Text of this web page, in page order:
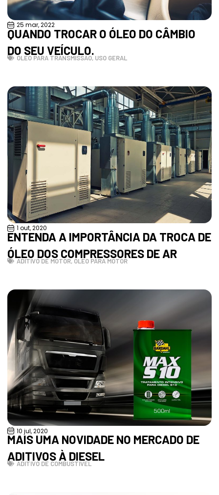
25 mar, 2022
QUANDO TROCAR O ÓLEO DO CÂMBIO
DO SEU VEÍCULO.
ÓLEO PARA TRANSMISSÃO, USO GERAL
1 out, 2020
ENTENDA A IMPORTÂNCIA DA TROCA DE
ÓLEO DOS COMPRESSORES DE AR
ADITIVO DE MOTOR, ÓLEO PARA MOTOR
10 jul, 2020
MAIS UMA NOVIDADE NO MERCADO DE
ADITIVOS À DIESEL
ADITIVO DE COMBUSTÍVEL